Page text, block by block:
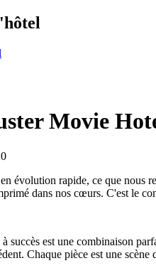
Movie
évolution rapide, ce que nous
dans nos cœurs. C'est le
succès est une combinaison
Chaque pièce est une